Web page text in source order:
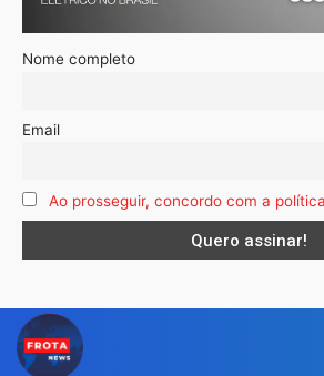
Nome completo
Email
Ao prosseguir, concordo com a